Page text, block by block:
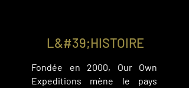
L&#39;HISTOIRE
Fondée en 2000, Our Own
Expeditions mène le pays